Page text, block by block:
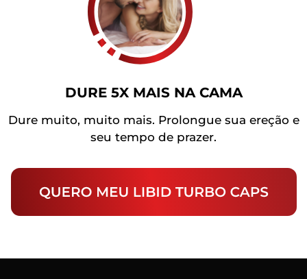
DURE 5X MAIS NA CAMA
Dure muito, muito mais. Prolongue sua ereção e
seu tempo de prazer.